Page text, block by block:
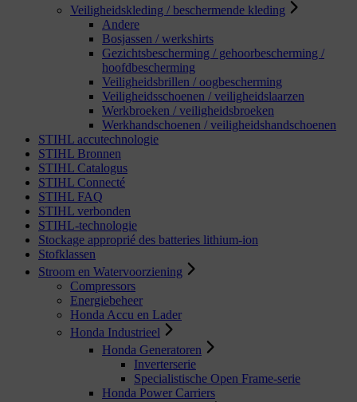
Veiligheidskleding / beschermende kleding
Andere
Bosjassen / werkshirts
Gezichtsbescherming / gehoorbescherming /
hoofdbescherming
Veiligheidsbrillen / oogbescherming
Veiligheidsschoenen / veiligheidslaarzen
Werkbroeken / veiligheidsbroeken
Werkhandschoenen / veiligheidshandschoenen
STIHL accutechnologie
STIHL Bronnen
STIHL Catalogus
STIHL Connecté
STIHL FAQ
STIHL verbonden
STIHL-technologie
Stockage approprié des batteries lithium-ion
Stofklassen
Stroom en Watervoorziening
Compressors
Energiebeheer
Honda Accu en Lader
Honda Industrieel
Honda Generatoren
Inverterserie
Specialistische Open Frame-serie
Honda Power Carriers